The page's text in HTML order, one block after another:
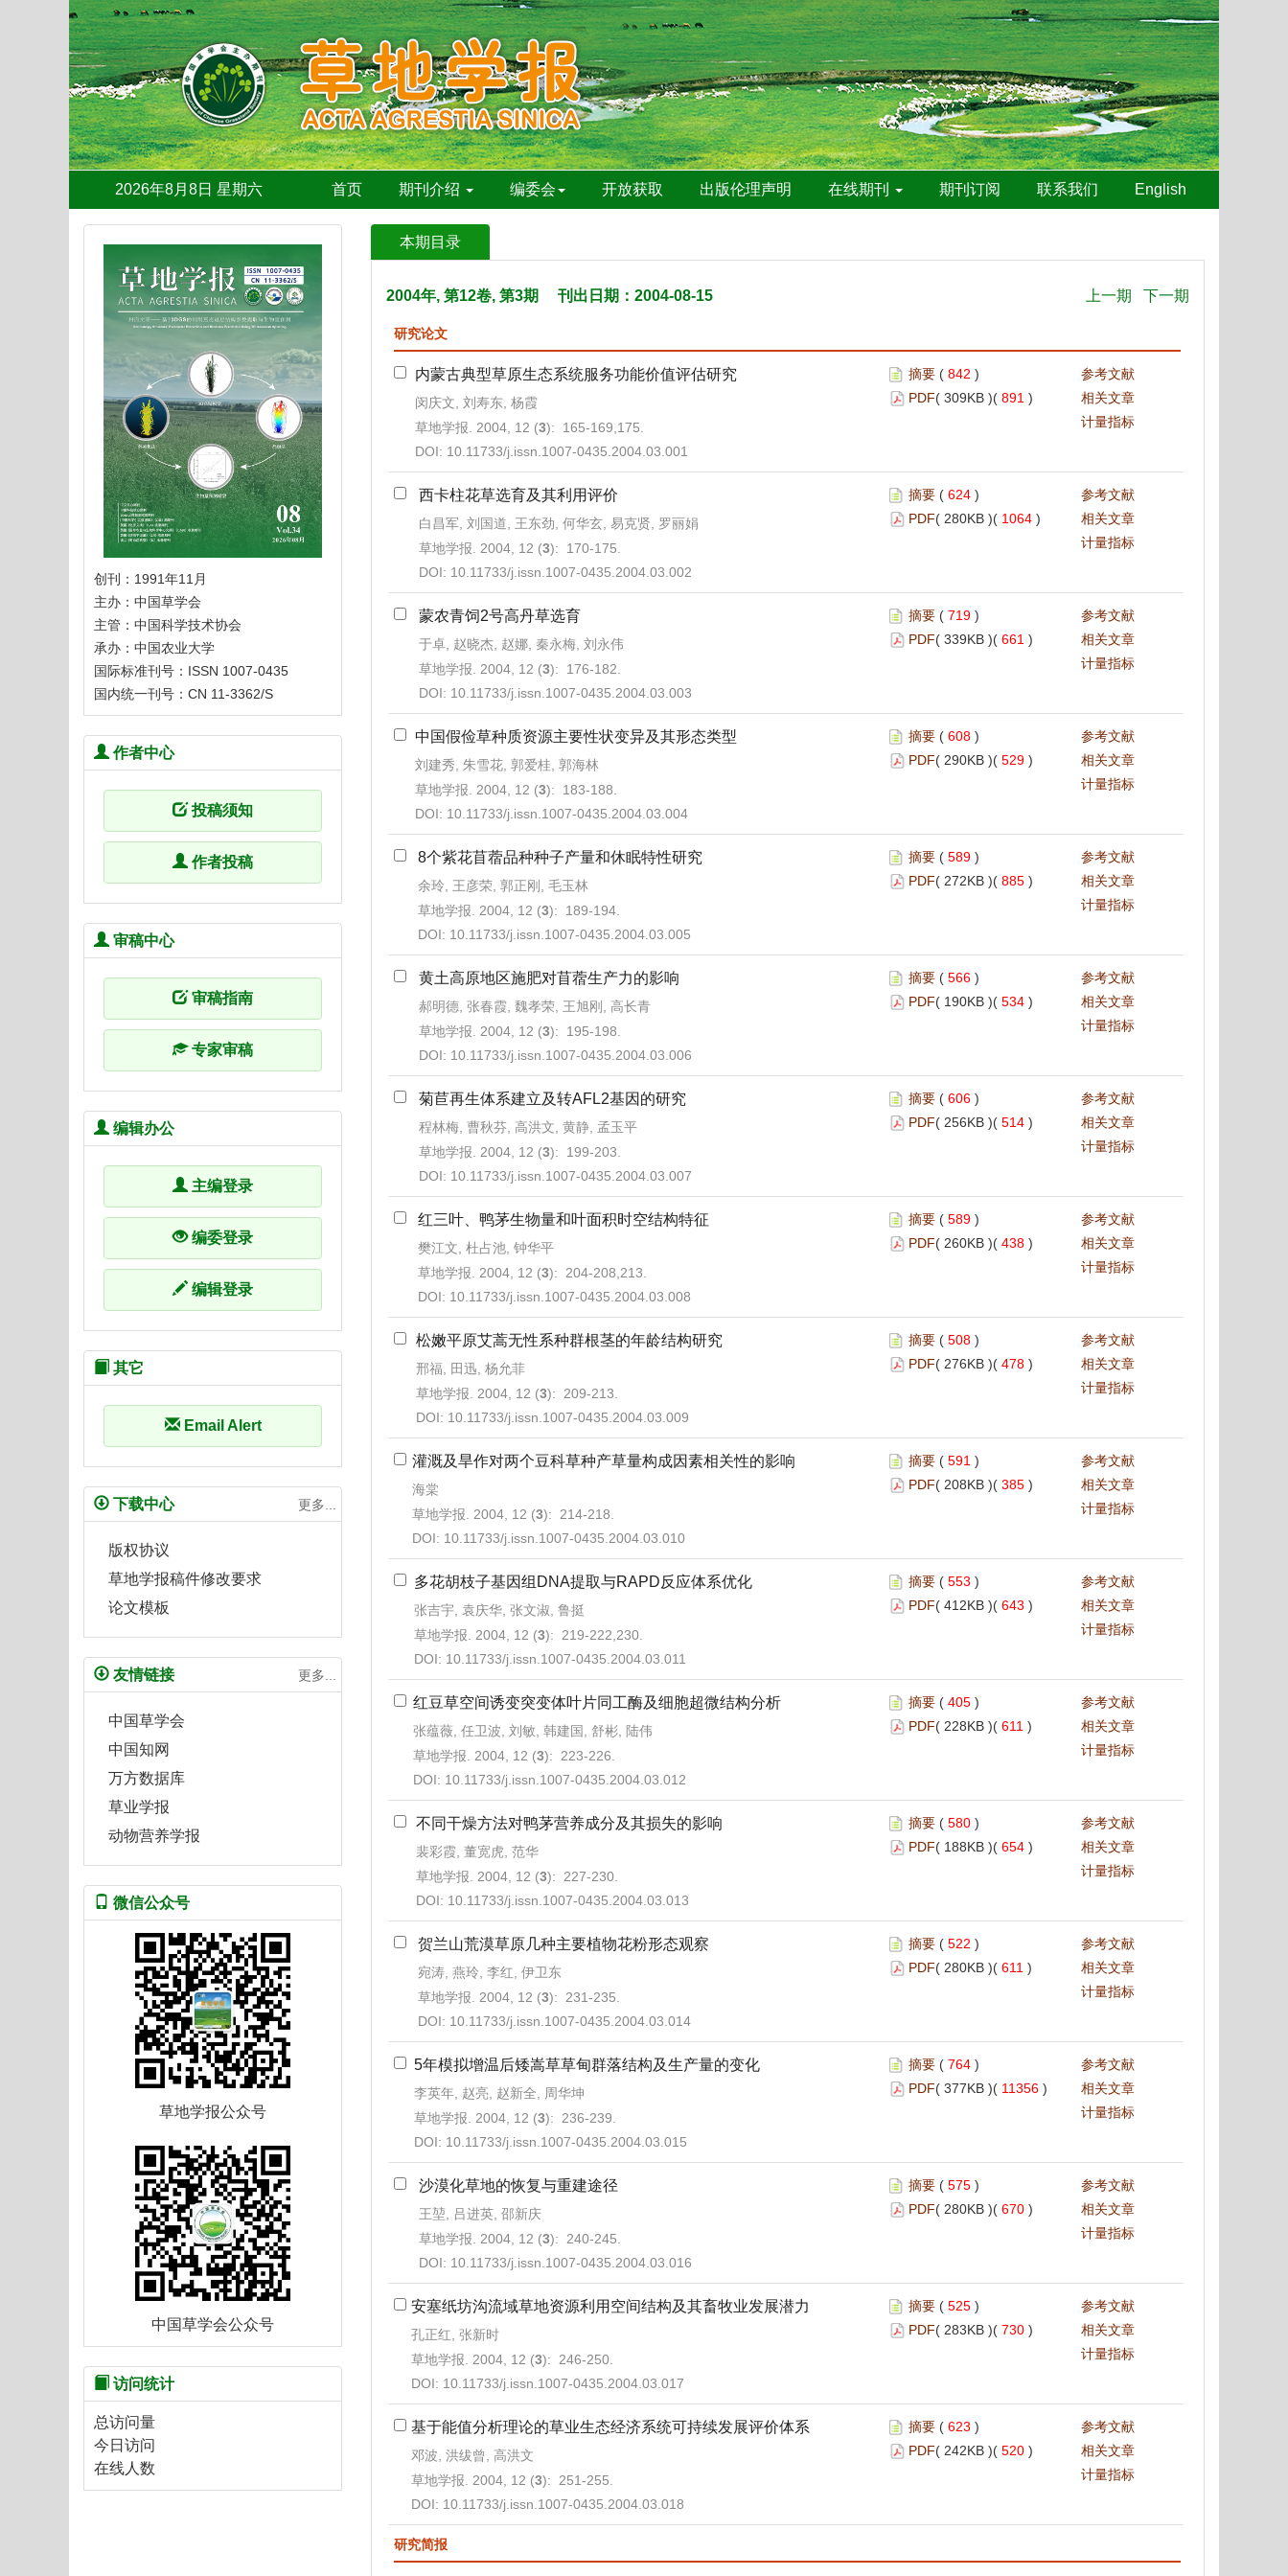
2026年8月8日 星期六 首页 期刊介绍 编委会 开放获取 出版伦理声明 在线期刊 期刊订阅 联系我们 English
本期目录
2004年, 第12卷, 第3期 刊出日期：2004-08-15 上一期 下一期
研究论文
内蒙古典型草原生态系统服务功能价值评估研究
闵庆文, 刘寿东, 杨霞
草地学报. 2004, 12 (3): 165-169,175.
DOI: 10.11733/j.issn.1007-0435.2004.03.001
摘要 ( 842 )
PDF( 309KB )( 891 )
参考文献
相关文章
计量指标
西卡柱花草选育及其利用评价
白昌军, 刘国道, 王东劲, 何华玄, 易克贤, 罗丽娟
草地学报. 2004, 12 (3): 170-175.
DOI: 10.11733/j.issn.1007-0435.2004.03.002
摘要 ( 624 )
PDF( 280KB )( 1064 )
参考文献
相关文章
计量指标
蒙农青饲2号高丹草选育
于卓, 赵晓杰, 赵娜, 秦永梅, 刘永伟
草地学报. 2004, 12 (3): 176-182.
DOI: 10.11733/j.issn.1007-0435.2004.03.003
摘要 ( 719 )
PDF( 339KB )( 661 )
参考文献
相关文章
计量指标
中国假俭草种质资源主要性状变异及其形态类型
刘建秀, 朱雪花, 郭爱桂, 郭海林
草地学报. 2004, 12 (3): 183-188.
DOI: 10.11733/j.issn.1007-0435.2004.03.004
摘要 ( 608 )
PDF( 290KB )( 529 )
参考文献
相关文章
计量指标
8个紫花苜蓿品种种子产量和休眠特性研究
余玲, 王彦荣, 郭正刚, 毛玉林
草地学报. 2004, 12 (3): 189-194.
DOI: 10.11733/j.issn.1007-0435.2004.03.005
摘要 ( 589 )
PDF( 272KB )( 885 )
参考文献
相关文章
计量指标
黄土高原地区施肥对苜蓿生产力的影响
郝明德, 张春霞, 魏孝荣, 王旭刚, 高长青
草地学报. 2004, 12 (3): 195-198.
DOI: 10.11733/j.issn.1007-0435.2004.03.006
摘要 ( 566 )
PDF( 190KB )( 534 )
参考文献
相关文章
计量指标
菊苣再生体系建立及转AFL2基因的研究
程林梅, 曹秋芬, 高洪文, 黄静, 孟玉平
草地学报. 2004, 12 (3): 199-203.
DOI: 10.11733/j.issn.1007-0435.2004.03.007
摘要 ( 606 )
PDF( 256KB )( 514 )
参考文献
相关文章
计量指标
红三叶、鸭茅生物量和叶面积时空结构特征
樊江文, 杜占池, 钟华平
草地学报. 2004, 12 (3): 204-208,213.
DOI: 10.11733/j.issn.1007-0435.2004.03.008
摘要 ( 589 )
PDF( 260KB )( 438 )
参考文献
相关文章
计量指标
松嫩平原艾蒿无性系种群根茎的年龄结构研究
邢福, 田迅, 杨允菲
草地学报. 2004, 12 (3): 209-213.
DOI: 10.11733/j.issn.1007-0435.2004.03.009
摘要 ( 508 )
PDF( 276KB )( 478 )
参考文献
相关文章
计量指标
灌溉及旱作对两个豆科草种产草量构成因素相关性的影响
海棠
草地学报. 2004, 12 (3): 214-218.
DOI: 10.11733/j.issn.1007-0435.2004.03.010
摘要 ( 591 )
PDF( 208KB )( 385 )
参考文献
相关文章
计量指标
多花胡枝子基因组DNA提取与RAPD反应体系优化
张吉宇, 袁庆华, 张文淑, 鲁挺
草地学报. 2004, 12 (3): 219-222,230.
DOI: 10.11733/j.issn.1007-0435.2004.03.011
摘要 ( 553 )
PDF( 412KB )( 643 )
参考文献
相关文章
计量指标
红豆草空间诱变突变体叶片同工酶及细胞超微结构分析
张蕴薇, 任卫波, 刘敏, 韩建国, 舒彬, 陆伟
草地学报. 2004, 12 (3): 223-226.
DOI: 10.11733/j.issn.1007-0435.2004.03.012
摘要 ( 405 )
PDF( 228KB )( 611 )
参考文献
相关文章
计量指标
不同干燥方法对鸭茅营养成分及其损失的影响
裴彩霞, 董宽虎, 范华
草地学报. 2004, 12 (3): 227-230.
DOI: 10.11733/j.issn.1007-0435.2004.03.013
摘要 ( 580 )
PDF( 188KB )( 654 )
参考文献
相关文章
计量指标
贺兰山荒漠草原几种主要植物花粉形态观察
宛涛, 燕玲, 李红, 伊卫东
草地学报. 2004, 12 (3): 231-235.
DOI: 10.11733/j.issn.1007-0435.2004.03.014
摘要 ( 522 )
PDF( 280KB )( 611 )
参考文献
相关文章
计量指标
5年模拟增温后矮嵩草草甸群落结构及生产量的变化
李英年, 赵亮, 赵新全, 周华坤
草地学报. 2004, 12 (3): 236-239.
DOI: 10.11733/j.issn.1007-0435.2004.03.015
摘要 ( 764 )
PDF( 377KB )( 11356 )
参考文献
相关文章
计量指标
沙漠化草地的恢复与重建途径
王堃, 吕进英, 邵新庆
草地学报. 2004, 12 (3): 240-245.
DOI: 10.11733/j.issn.1007-0435.2004.03.016
摘要 ( 575 )
PDF( 280KB )( 670 )
参考文献
相关文章
计量指标
安塞纸坊沟流域草地资源利用空间结构及其畜牧业发展潜力
孔正红, 张新时
草地学报. 2004, 12 (3): 246-250.
DOI: 10.11733/j.issn.1007-0435.2004.03.017
摘要 ( 525 )
PDF( 283KB )( 730 )
参考文献
相关文章
计量指标
基于能值分析理论的草业生态经济系统可持续发展评价体系
邓波, 洪绂曾, 高洪文
草地学报. 2004, 12 (3): 251-255.
DOI: 10.11733/j.issn.1007-0435.2004.03.018
摘要 ( 623 )
PDF( 242KB )( 520 )
参考文献
相关文章
计量指标
研究简报
创刊：1991年11月
主办：中国草学会
主管：中国科学技术协会
承办：中国农业大学
国际标准刊号：ISSN 1007-0435
国内统一刊号：CN 11-3362/S
作者中心
投稿须知
作者投稿
审稿中心
审稿指南
专家审稿
编辑办公
主编登录
编委登录
编辑登录
其它
Email Alert
下载中心 更多...
版权协议
草地学报稿件修改要求
论文模板
友情链接 更多...
中国草学会
中国知网
万方数据库
草业学报
动物营养学报
微信公众号
草地学报公众号
中国草学会公众号
访问统计
总访问量
今日访问
在线人数